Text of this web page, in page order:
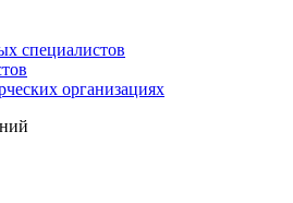
специалистов
организациях